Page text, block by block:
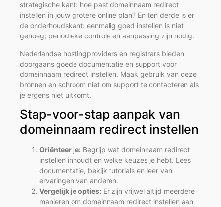
strategische kant: hoe past domeinnaam redirect
instellen in jouw grotere online plan? En ten derde is er
de onderhoudskant: eenmalig goed instellen is niet
genoeg; periodieke controle en aanpassing zijn nodig.
Nederlandse hostingproviders en registrars bieden
doorgaans goede documentatie en support voor
domeinnaam redirect instellen. Maak gebruik van deze
bronnen en schroom niet om support te contacteren als
je ergens niet uitkomt.
Stap-voor-stap aanpak van
domeinnaam redirect instellen
Oriënteer je: Begrijp wat domeinnaam redirect
instellen inhoudt en welke keuzes je hebt. Lees
documentatie, bekijk tutorials en leer van
ervaringen van anderen.
Vergelijk je opties: Er zijn vrijwel altijd meerdere
manieren om domeinnaam redirect instellen aan